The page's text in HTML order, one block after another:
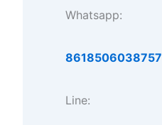
Whatsapp:
8618506038757
Line: